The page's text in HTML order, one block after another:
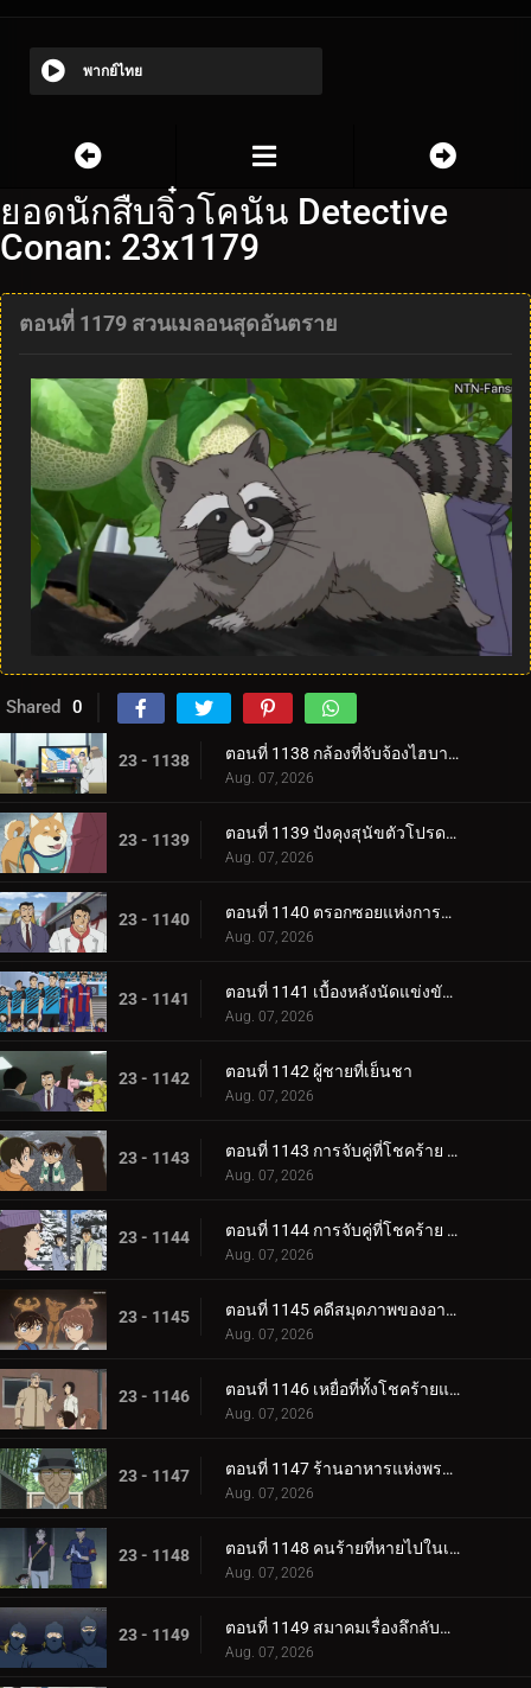
พากย์ไทย
ยอดนักสืบจิ๋วโคนัน Detective
Conan: 23x1179
ตอนที่ 1179 สวนเมลอนสุดอันตราย
Shared 0
23 - 1138 ตอนที่ 1138 กล้องที่จับจ้องไฮบาระ
Aug. 07, 2026
23 - 1139 ตอนที่ 1139 ปังคุงสุนัขตัวโปรดแสนเชื่อง
Aug. 07, 2026
23 - 1140 ตอนที่ 1140 ตรอกซอยแห่งการทรยศอันน่าเศร้า
Aug. 07, 2026
23 - 1141 ตอนที่ 1141 เบื้องหลังนัดแข่งขันชี้ชะตาเจลีก
Aug. 07, 2026
23 - 1142 ตอนที่ 1142 ผู้ชายที่เย็นชา
Aug. 07, 2026
23 - 1143 ตอนที่ 1143 การจับคู่ที่โชคร้าย (ตอนแรก)
Aug. 07, 2026
23 - 1144 ตอนที่ 1144 การจับคู่ที่โชคร้าย (ตอนจบ)
Aug. 07, 2026
23 - 1145 ตอนที่ 1145 คดีสมุดภาพของอายูมิ 3
Aug. 07, 2026
23 - 1146 ตอนที่ 1146 เหยื่อที่ทั้งโชคร้ายและน่าสงสัย
Aug. 07, 2026
23 - 1147 ตอนที่ 1147 ร้านอาหารแห่งพรสวรรค์
Aug. 07, 2026
23 - 1148 ตอนที่ 1148 คนร้ายที่หายไปในเมืองยามราตรี
Aug. 07, 2026
23 - 1149 ตอนที่ 1149 สมาคมเรื่องลึกลับของเหล่าหญิงสาว
Aug. 07, 2026